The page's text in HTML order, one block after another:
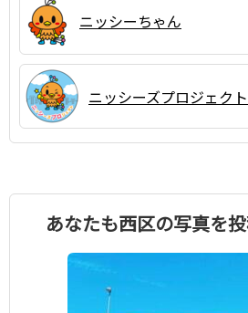
ニッシーちゃん
ニッシーズプロジェクト
あなたも西区の写真を